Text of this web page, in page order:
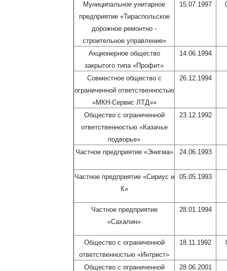
Муниципальное унитарное
предприятие «Тираспольское
дорожное ремонтно -
строительное управление»
15.07.1997
Акционерное общество
закрытого типа «Профит»
14.06.1994
Совместное общество с
ограниченной ответственностью
«МКН-Сервис ЛТД»»
26.12.1994
Общество с ограниченной
ответственностью «Казачье
подворье»
23.12.1992
Частное предприятие «Энигма» 24.06.1993
Частное предприятие «Сириус и
К»
05.05.1993
Частное предприятие
«Сахалин»
28.01.1994
Общество с ограниченной
ответственностью «Интрист»
18.11.1992
Общество с ограниченной
28.06.2001